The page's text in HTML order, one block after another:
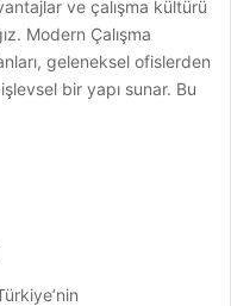
ve çalışma kültürü
Modern Çalışma
geleneksel ofislerden
bir yapı sunar. Bu